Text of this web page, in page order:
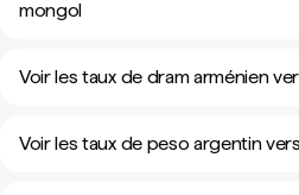
mongol
Voir les taux de dram arménien
Voir les taux de peso argentin